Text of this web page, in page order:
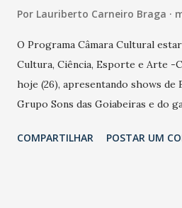
Por Lauriberto Carneiro Braga
O Programa Câmara Cultural
Cultura, Ciência, Esporte e Arte -
hoje (26), apresentando shows de
Grupo Sons das Goiabeiras e do
Vereador Elpídio Nogueira (PSB),
COMPARTILHAR POSTAR UM